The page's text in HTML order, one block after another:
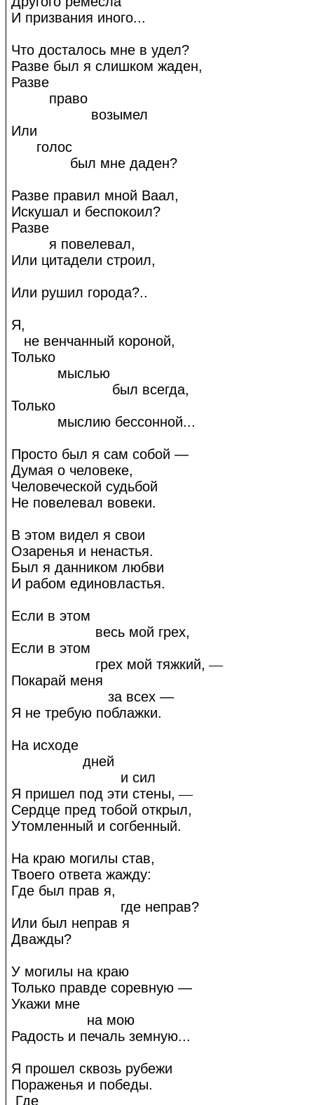
И призвания иного...
Что досталось мне в удел?
Разве был я слишком жаден,
Разве
право
возымел
Или
голос
был мне даден?
Разве правил мной Ваал,
Искушал и беспокоил?
Разве
я повелевал,
Или цитадели строил,
Или рушил города?..
Я,
не венчанный короной,
Только
мыслью
был всегда,
Только
мыслию бессонной...
Просто был я сам собой —
Думая о человеке,
Человеческой судьбой
Не повелевал вовеки.
В этом видел я свои
Озаренья и ненастья.
Был я данником любви
И рабом единовластья.
Если в этом
весь мой грех,
Если в этом
грех мой тяжкий, —
Покарай меня
за всех —
Я не требую поблажки.
На исходе
дней
и сил
Я пришел под эти стены, —
Сердце пред тобой открыл,
Утомленный и согбенный.
На краю могилы став,
Твоего ответа жажду:
Где был прав я,
где неправ?
Или был неправ я
Дважды?
У могилы на краю
Только правде соревную —
Укажи мне
на мою
Радость и печаль земную...
Я прошел сквозь рубежи
Пораженья и победы.
Где